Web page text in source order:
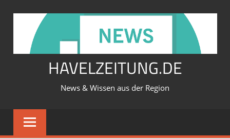
springen
HAVELZEITUNG.DE
News & Wissen aus der Region